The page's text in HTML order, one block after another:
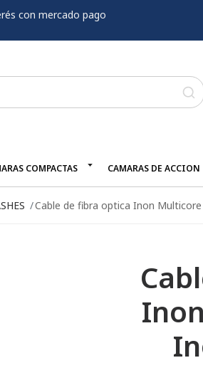
con mercado pago
COMPACTAS CAMARAS DE ACCION
Cable de fibra optica Inon